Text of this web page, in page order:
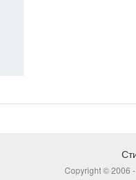
Copyright © 2006